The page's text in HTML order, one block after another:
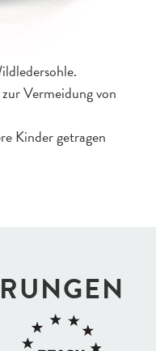
Vermeidung von
Kinder getragen